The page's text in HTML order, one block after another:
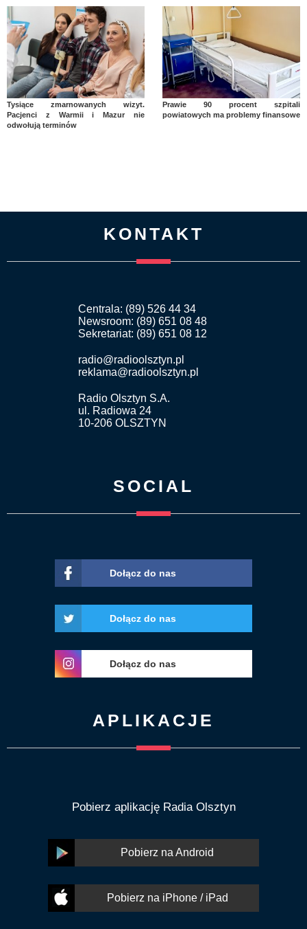
Tysiące zmarnowanych wizyt.
Pacjenci z Warmii i Mazur nie
odwołują terminów
Prawie 90 procent szpitali
powiatowych ma problemy finansowe
KONTAKT
Centrala: (89) 526 44 34
Newsroom: (89) 651 08 48
Sekretariat: (89) 651 08 12
radio@radioolsztyn.pl
reklama@radioolsztyn.pl
Radio Olsztyn S.A.
ul. Radiowa 24
10-206 OLSZTYN
SOCIAL
Dołącz do nas
Dołącz do nas
Dołącz do nas
APLIKACJE
Pobierz aplikację Radia Olsztyn
Pobierz na Android
Pobierz na iPhone / iPad